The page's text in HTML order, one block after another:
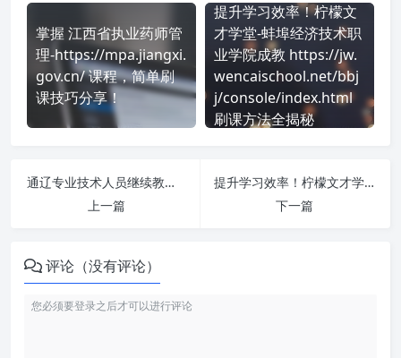
掌握 江西省执业药师管
理-https://mpa.jiangxi.
gov.cn/ 课程，简单刷
课技巧分享！
提升学习效率！柠檬文
才学堂-蚌埠经济技术职
业学院成教 https://jw.
wencaischool.net/bbj
j/console/index.html
刷课方法全揭秘
通辽专业技术人员继续教育学习平台 https://gp.chinahrt.com/index.html#/TlzjLogin 刷课也能轻松过！简单技巧大公开
上一篇
提升学习效率！柠檬文才学堂-尚学课堂 https://learning.wuxuejiaoyu.cn/sxkt/console/ 刷课方法全揭秘
下一篇
评论（没有评论）